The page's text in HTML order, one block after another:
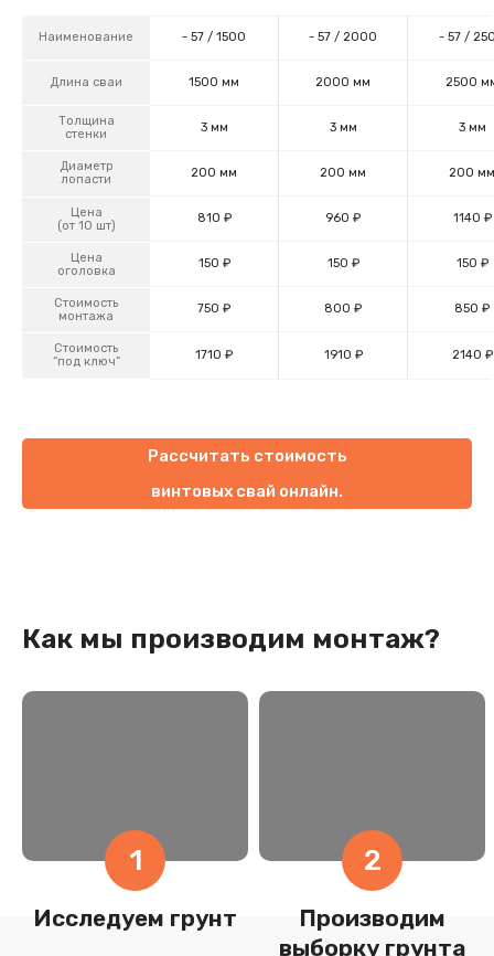
Наименование
Длина сваи
Толщина
стенки
Диаметр
лопасти
Цена
(от 10 шт)
Цена
оголовка
Стоимость
монтажа
Стоимость
“под ключ”
- 57 / 1500
1500 мм
3 мм
200 мм
810 ₽
150 ₽
750 ₽
1710 ₽
- 57 / 2000
2000 мм
3 мм
200 мм
960 ₽
150 ₽
800 ₽
1910 ₽
- 57 /
2500
3 мм
200 мм
1140 ₽
150 ₽
850 ₽
2140 ₽
Рассчитать стоимость
винтовых свай онлайн.
Как мы производим монтаж?
1
Исследуем грунт
2
Производим
выборку грунта